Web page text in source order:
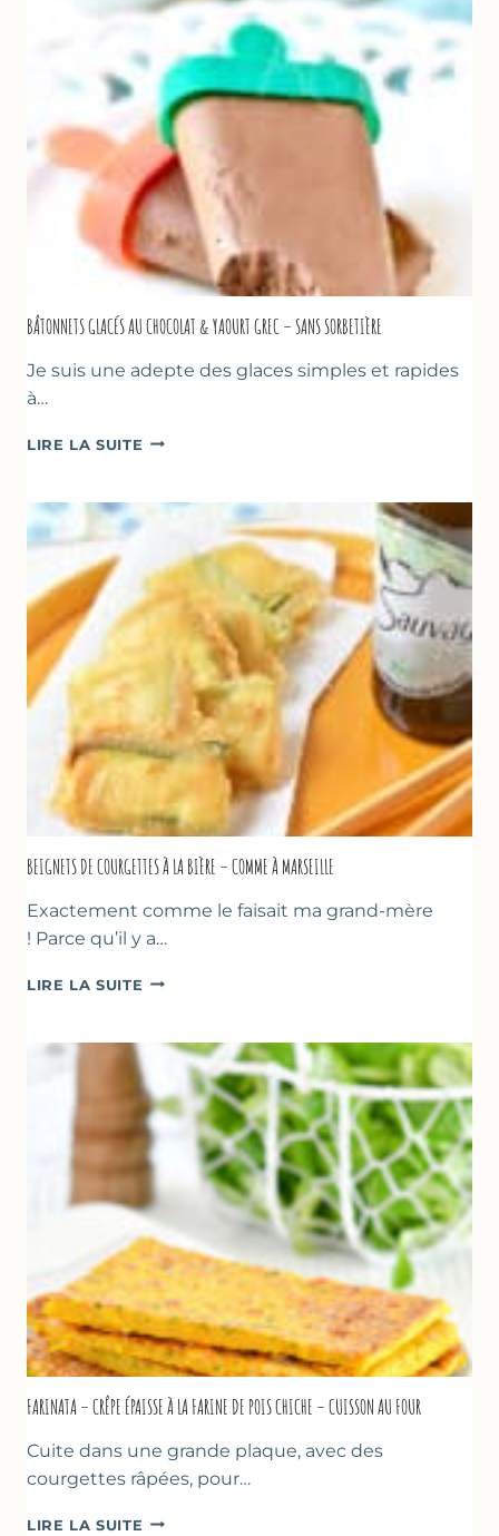
CITRON
BASILIC
BÂTONNETS GLACÉS AU CHOCOLAT & YAOURT GREC – SANS SORBETIÈRE
Je suis une adepte des glaces simples et rapides
à…
LIRE LA SUITE BÂTONNETS
CHOCOLAT
YAOURT
GREC
–
SANS
SORBETIÈRE
BEIGNETS DE COURGETTES À LA BIÈRE – COMME À MARSEILLE
Exactement comme le faisait ma grand-mère
! Parce qu’il y a…
LIRE LA SUITE BEIGNETS
LA
BIÈRE
–
COMME
À
MARSEILLE
FARINATA – CRÊPE ÉPAISSE À LA FARINE DE POIS CHICHE – CUISSON AU FOUR
Cuite dans une grande plaque, avec des
courgettes râpées, pour…
LIRE LA SUITE FARINATA